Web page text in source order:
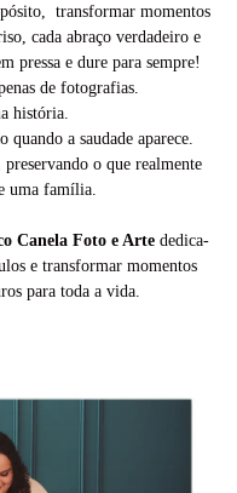
transformar momentos
cada abraço verdadeiro e
pressa e dure para sempre!
de fotografias.
história.
quando a saudade aparece.
o que realmente
uma família.
Canela Foto e Artededica-
e transformar momentos
para toda a vida.